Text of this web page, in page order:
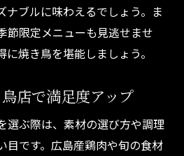
ナブルに味わえるでしょう。ま
節限定メニューも見逃せませ
焼き鳥を堪能しましょう。
店で満足度アップ
選ぶ際は、素材の選び方や調理
目です。広島産鶏肉や旬の食材